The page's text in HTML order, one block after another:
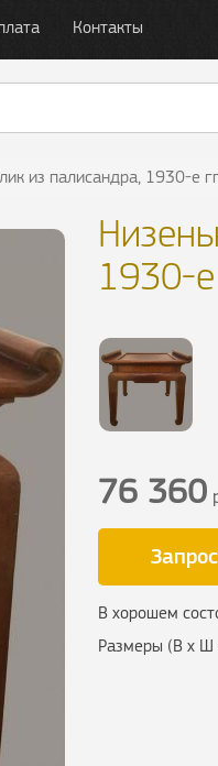
Контакты
из палисандра, 1930-е
1930-е
76 360
В хорошем
Размеры (В х Ш